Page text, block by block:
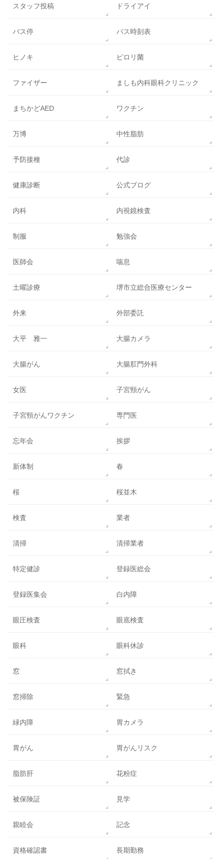
スタッフ投稿 ドライアイ
バス停 バス時刻表
ヒノキ ピロリ菌
ファイザー ましも内科眼科クリニック
まちかどAED ワクチン
万博 中性脂肪
予防接種 代診
健康診断 公式ブログ
内科 内視鏡検査
制服 勉強会
医師会 喘息
土曜診療 堺市立総合医療センター
外来 外部委託
大平 雅一 大腸カメラ
大腸がん 大腸肛門外科
女医 子宮頸がん
子宮頸がんワクチン 専門医
忘年会 挨拶
新体制 春
桜 桜並木
検査 業者
清掃 清掃業者
特定健診 登録医総会
登録医集会 白内障
眼圧検査 眼底検査
眼科 眼科休診
窓 窓拭き
窓掃除 緊急
緑内障 胃カメラ
胃がん 胃がんリスク
脂肪肝 花粉症
被保険証 見学
親睦会 記念
資格確認書 長期勤務